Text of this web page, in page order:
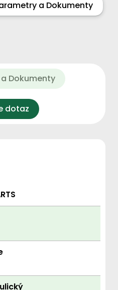
a Dokumenty
Dokumenty
dotaz